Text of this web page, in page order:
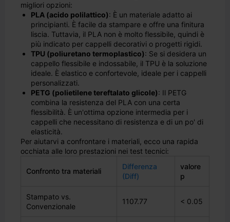
migliori opzioni:
PLA (acido polilattico): È un materiale adatto ai
principianti. È facile da stampare e offre una finitura
liscia. Tuttavia, il PLA non è molto flessibile, quindi è
più indicato per cappelli decorativi o progetti rigidi.
TPU (poliuretano termoplastico): Se si desidera un
cappello flessibile e indossabile, il TPU è la soluzione
ideale. È elastico e confortevole, ideale per i cappelli
personalizzati.
PETG (polietilene tereftalato glicole): Il PETG
combina la resistenza del PLA con una certa
flessibilità. È un'ottima opzione intermedia per i
cappelli che necessitano di resistenza e di un po' di
elasticità.
Per aiutarvi a confrontare i materiali, ecco una rapida
occhiata alle loro prestazioni nei test tecnici:
Confronto tra materiali
Differenza
(Diff)
valore
p
Stampato vs.
Convenzionale
1107.77 < 0.05